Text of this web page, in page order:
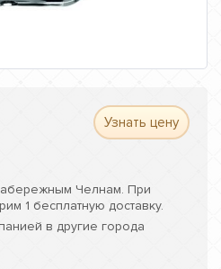
Узнать цену
Челнам. При
1 бесплатную доставку.
в другие города